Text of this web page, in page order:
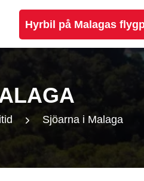
Hyrbil på Malagas
Sjöarna i Malaga